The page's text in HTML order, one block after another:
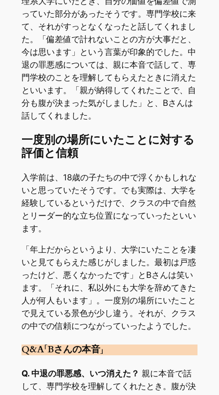
っていた部分があったそうです。専門学校に来
て、それがすっとなくなったと話してくれまし
た。「偏差値で計れないことの方が大事だと、
今は思います」という言葉が印象的でした。中
退の罪悪感については、親に本音で話して、専
門学校のことを理解してもらえたときに消えた
といいます。「親が納得してくれたことで、自
分も腹が決まった気がしました」と、Bさんは
話してくれました。
一度別の場所にいたことに対する
評価と信頼
入学前は、18歳の子たちの中で浮くかもしれな
いと思っていたそうです。でも実際は、大学を
経験しているというだけで、クラスの中で自然
とリーダー的な立ち位置になっていったといい
ます。
「年上だからというより、大学にいたことを凄
いと見てもらえた感じがしました。最初は戸惑
ったけど、悪くなかったです」とBさんは笑い
ます。「それに、私以外にも大学を辞めてきた
人が何人もいます」。一度別の場所にいたこと
で見えている景色が少し違う。それが、クラス
の中での信頼につながっていったようでした。
Q&A「Bさんの本音」
Q. 中退の罪悪感、いつ消えた？ 親に本音で話
して、専門学校を理解してくれたとき。腹が決